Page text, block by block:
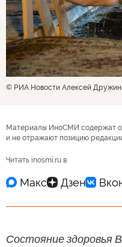
© РИА Новости Алексей
Материалы ИноСМИ содержат
и не отражают позицию
Читать inosmi.ru в
Состояние здоровья